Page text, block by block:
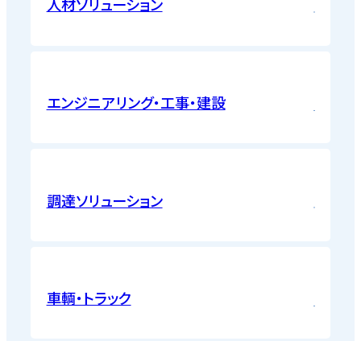
人材ソリューション
エンジニアリング・工事・建設
調達ソリューション
車輌・トラック